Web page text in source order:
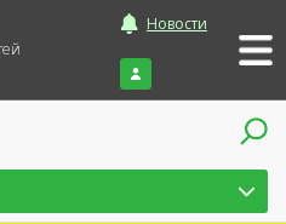
Новости
Войти